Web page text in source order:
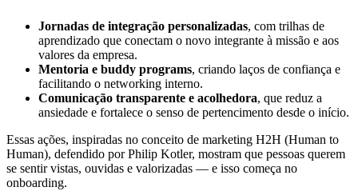
Jornadas de integração personalizadas, com trilhas de
aprendizado que conectam o novo integrante à missão e aos
valores da empresa.
Mentoria e buddy programs, criando laços de confiança e
facilitando o networking interno.
Comunicação transparente e acolhedora, que reduz a
ansiedade e fortalece o senso de pertencimento desde o início.
Essas ações, inspiradas no conceito de marketing H2H (Human to
Human), defendido por Philip Kotler, mostram que pessoas querem
se sentir vistas, ouvidas e valorizadas — e isso começa no
onboarding.